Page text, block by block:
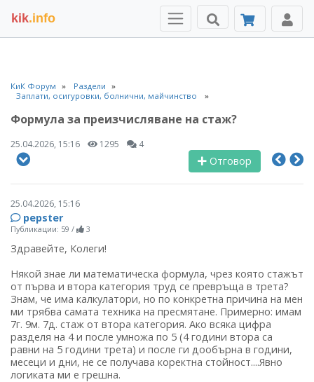
kik.info
КиК Форум
Раздели
Заплати, осигуровки, болнични, майчинство
Формула за преизчисляване на стаж?
25.04.2026, 15:16 1295 4
Отговор
25.04.2026, 15:16
pepster
Публикации: 59 / 3
Здравейте, Колеги!
Някой знае ли математическа формула, чрез която стажът
от първа и втора категория труд се превръща в трета?
Знам, че има калкулатори, но по конкретна причина на мен
ми трябва самата техника на пресмятане. Примерно: имам
7г. 9м. 7д. стаж от втора категория. Ако всяка цифра
разделя на 4 и после умножа по 5 (4 години втора са
равни на 5 години трета) и после ги дообърна в години,
месеци и дни, не се получава коректна стойност....Явно
логиката ми е грешна.